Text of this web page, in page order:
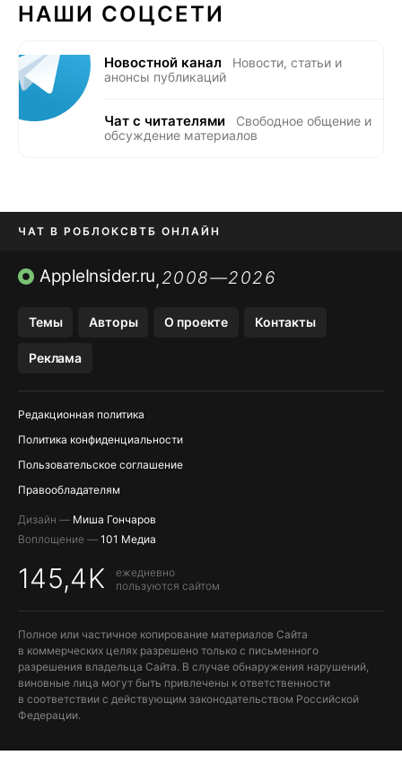
НАШИ СОЦСЕТИ
Новостной канал
Новости, статьи и
анонсы публикаций
Чат с читателями
Свободное общение и
обсуждение материалов
ЧАТ В РОБЛОКСВТБ ОНЛАЙН
ПРИЛОЖЕНИЯ APP STORE
AppleInsider.ru,2008—2026
Темы Авторы О проекте Контакты
Реклама
Редакционная политика
Политика конфиденциальности
Пользовательское соглашение
Правообладателям
Дизайн — Миша Гончаров
Воплощение — 101 Медиа
145,4K
ежедневно
пользуются сайтом
Полное или частичное копирование материалов Сайта
в коммерческих целях разрешено только с письменного
разрешения владельца Сайта. В случае обнаружения нарушений,
виновные лица могут быть привлечены к ответственности
в соответствии с действующим законодательством Российской
Федерации.